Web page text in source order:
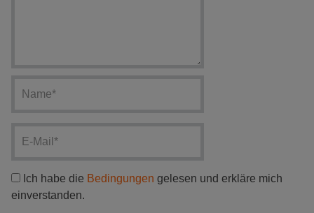
Ich habe die Bedingungen gelesen und erkläre mich
einverstanden.